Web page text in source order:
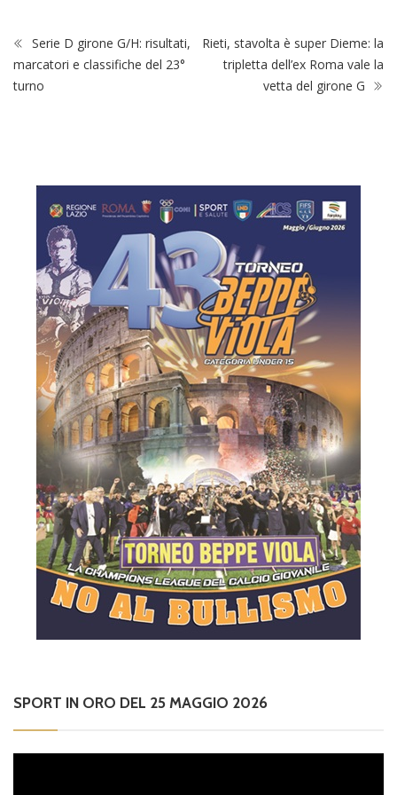
Serie D girone G/H: risultati,
marcatori e classifiche del 23°
turno
Rieti, stavolta è super Dieme: la
tripletta dell’ex Roma vale la
vetta del girone G
SPORT IN ORO DEL 25 MAGGIO 2026